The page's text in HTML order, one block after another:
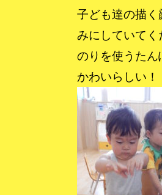
子ども達の描
みにしていてく
のりを使うた
かわいらしい！